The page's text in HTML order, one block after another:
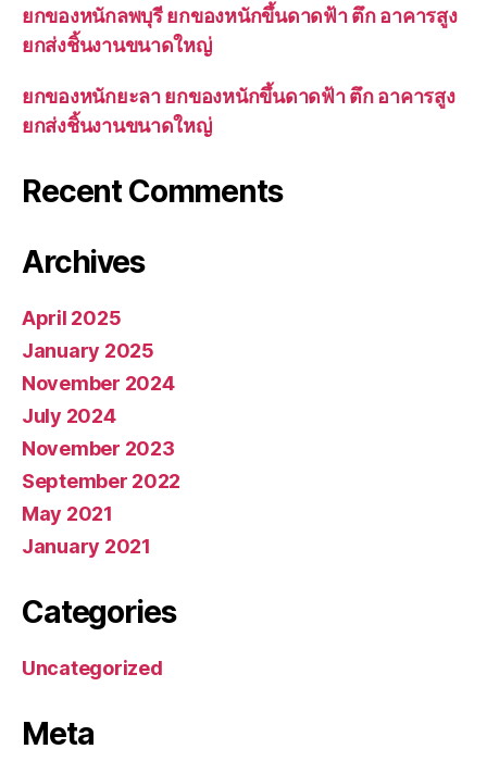
ยกของหนักลพบุรี ยกของหนักขึ้นดาดฟ้า ตึก อาคารสูง
ยกส่งชิ้นงานขนาดใหญ่
ยกของหนักยะลา ยกของหนักขึ้นดาดฟ้า ตึก อาคารสูง
ยกส่งชิ้นงานขนาดใหญ่
Recent Comments
Archives
April 2025
January 2025
November 2024
July 2024
November 2023
September 2022
May 2021
January 2021
Categories
Uncategorized
Meta